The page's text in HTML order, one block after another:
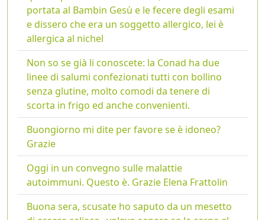
portata al Bambin Gesù e le fecere degli esami
e dissero che era un soggetto allergico, lei è
allergica al nichel
Non so se già li conoscete: la Conad ha due
linee di salumi confezionati tutti con bollino
senza glutine, molto comodi da tenere di
scorta in frigo ed anche convenienti.
Buongiorno mi dite per favore se è idoneo?
Grazie
Oggi in un convegno sulle malattie
autoimmuni. Questo è. Grazie Elena Frattolin
Buona sera, scusate ho saputo da un mesetto